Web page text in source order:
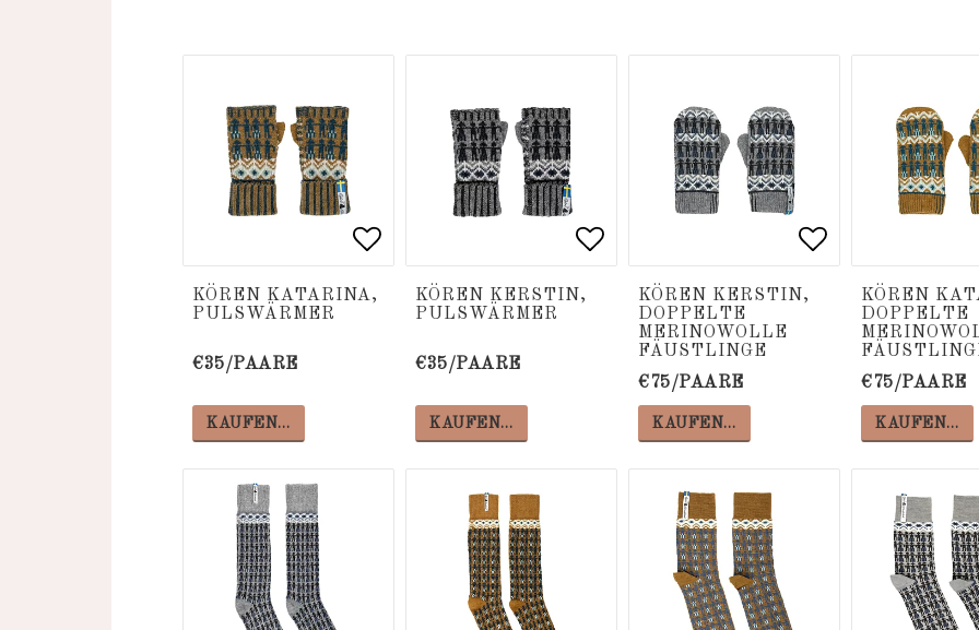
Add to list of favorites
Add to list of favorites
KÖREN KATARINA,
PULSWÄRMER
€35/PAARE
KAUFEN…
Add to list of favorites
Add to list of favorites
KÖREN KERSTIN,
PULSWÄRMER
€35/PAARE
KAUFEN…
Add to list of
Add to list of
KÖREN KERSTIN,
DOPPELTE
MERINOWOLLE
FÄUSTLINGE
€75/PAARE
KAUFEN…
KÖREN
DOPPELTE
€75/PAARE
KAUFEN…